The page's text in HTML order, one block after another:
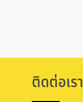
ติดต่อเรา